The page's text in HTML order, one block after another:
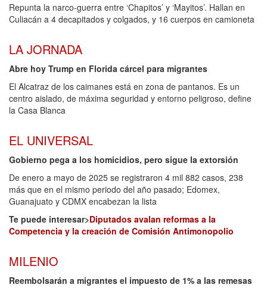
Repunta la narco-guerra entre ‘Chapitos’ y ‘Mayitos’. Hallan en
Culiacán a 4 decapitados y colgados, y 16 cuerpos en camioneta
LA JORNADA
Abre hoy Trump en Florida cárcel para migrantes
El Alcatraz de los caimanes está en zona de pantanos. Es un
centro aislado, de máxima seguridad y entorno peligroso, define
la Casa Blanca
EL UNIVERSAL
Gobierno pega a los homicidios, pero sigue la extorsión
De enero a mayo de 2025 se registraron 4 mil 882 casos, 238
más que en el mismo periodo del año pasado; Edomex,
Guanajuato y CDMX encabezan la lista
Te puede interesar>Diputados avalan reformas a la
Competencia y la creación de Comisión Antimonopolio
MILENIO
Reembolsarán a migrantes el impuesto de 1% a las remesas